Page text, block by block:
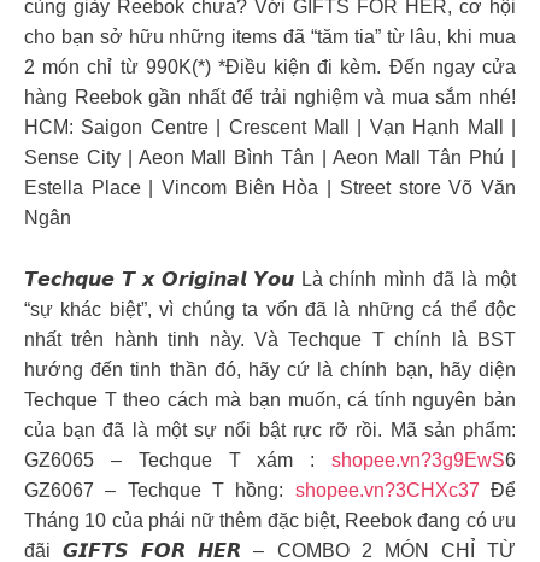
cùng giày Reebok chưa? Với GIFTS FOR HER, cơ hội
cho bạn sở hữu những items đã “tăm tia” từ lâu, khi mua
2 món chỉ từ 990K(*) *Điều kiện đi kèm. Đến ngay cửa
hàng Reebok gần nhất để trải nghiệm và mua sắm nhé!
HCM: Saigon Centre | Crescent Mall | Vạn Hạnh Mall |
Sense City | Aeon Mall Bình Tân | Aeon Mall Tân Phú |
Estella Place | Vincom Biên Hòa | Street store Võ Văn
Ngân
𝙏𝙚𝙘𝙝𝙦𝙪𝙚 𝙏 𝙭 𝙊𝙧𝙞𝙜𝙞𝙣𝙖𝙡 𝙔𝙤𝙪 Là chính mình đã là một
“sự khác biệt”, vì chúng ta vốn đã là những cá thể độc
nhất trên hành tinh này. Và Techque T chính là BST
hướng đến tinh thần đó, hãy cứ là chính bạn, hãy diện
Techque T theo cách mà bạn muốn, cá tính nguyên bản
của bạn đã là một sự nổi bật rực rỡ rồi. Mã sản phẩm:
GZ6065 – Techque T xám : shopee.vn?3g9EwS6
GZ6067 – Techque T hồng: shopee.vn?3CHXc37 Để
Tháng 10 của phái nữ thêm đặc biệt, Reebok đang có ưu
đãi 𝙂𝙄𝙁𝙏𝙎 𝙁𝙊𝙍 𝙃𝙀𝙍 – COMBO 2 MÓN CHỈ TỪ